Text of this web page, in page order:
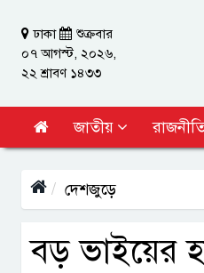
ঢাকা
শুক্রবার
০৭ আগস্ট, ২০২৬,
২২ শ্রাবণ ১৪৩৩
জাতীয়
দেশজুড়ে
বড় ভাইয়ের